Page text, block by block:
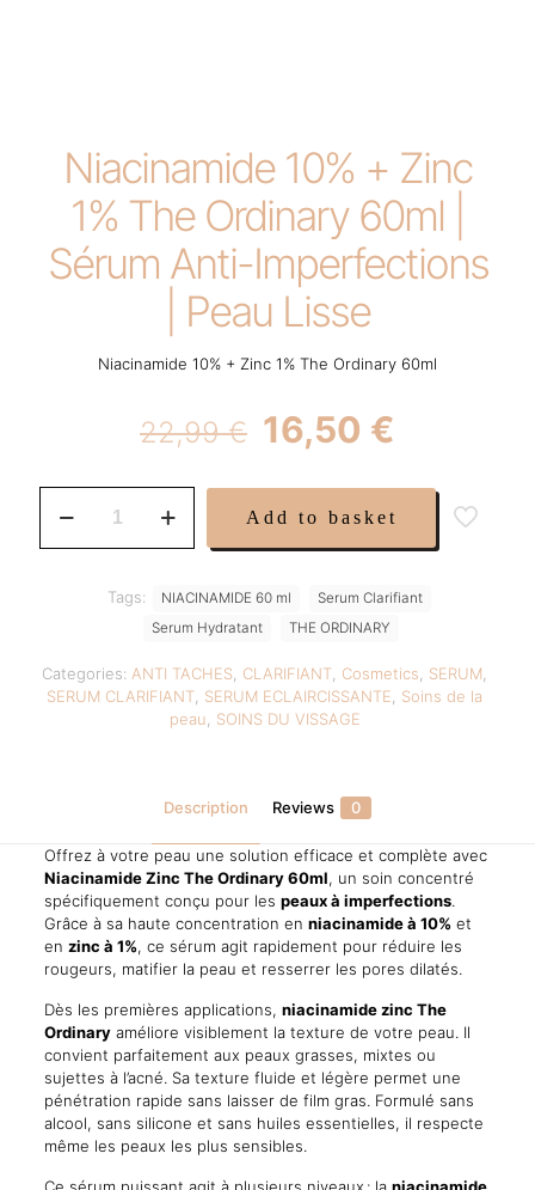
Niacinamide 10% + Zinc
1% The Ordinary 60ml |
Sérum Anti-Imperfections
| Peau Lisse
Niacinamide 10% + Zinc 1% The Ordinary 60ml
22,99€ Original
price
was:
22,99 €.
16,50 €
is:
16,50 €.
10%
Sérum
Add to basket
Categories: ANTI TACHES CLARIFIANT Cosmetics SERUM
SERUM CLARIFIANT SERUM ECLAIRCISSANTE
Soins de la
peau
SOINS DU VISSAGE
Tags: NIACINAMIDE 60 ml
Serum Clarifiant
Serum Hydratant
THE ORDINARY
Description Reviews 0
Offrez à votre peau une solution efficace et complète avec
Niacinamide Zinc The Ordinary 60ml, un soin concentré
spécifiquement conçu pour les peaux à imperfections.
Grâce à sa haute concentration en niacinamide à 10% et
en zinc à 1%, ce sérum agit rapidement pour réduire les
rougeurs, matifier la peau et resserrer les pores dilatés.
Dès les premières applications, niacinamide zinc The
Ordinaryaméliore visiblement la texture de votre peau. Il
convient parfaitement aux peaux grasses, mixtes ou
sujettes à l’acné. Sa texture fluide et légère permet une
pénétration rapide sans laisser de film gras. Formulé sans
alcool, sans silicone et sans huiles essentielles, il respecte
même les peaux les plus sensibles.